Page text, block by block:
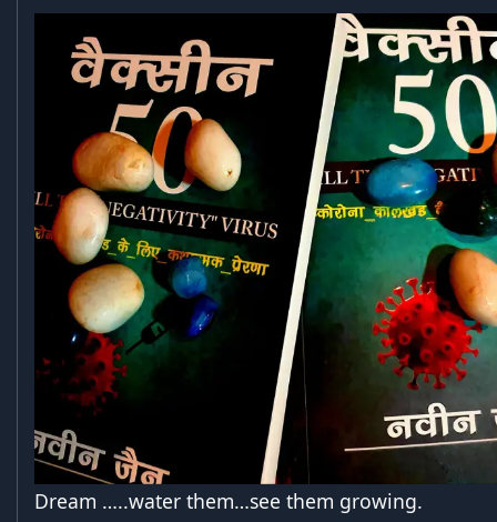
Dream …..water them…see them growing.